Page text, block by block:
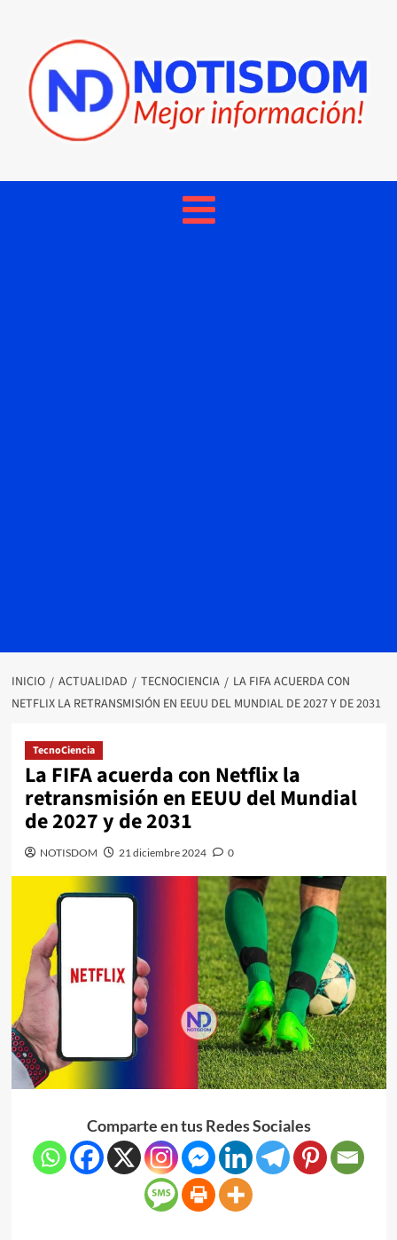
INICIO ACTUALIDAD TECNOCIENCIA
LA FIFA ACUERDA CON
NETFLIX LA RETRANSMISIÓN EN EEUU DEL MUNDIAL DE 2027 Y DE 2031
TecnoCiencia
La FIFA acuerda con Netflix la
retransmisión en EEUU del Mundial
de 2027 y de 2031
NOTISDOM 21 diciembre 2024 0
Comparte en tus Redes Sociales